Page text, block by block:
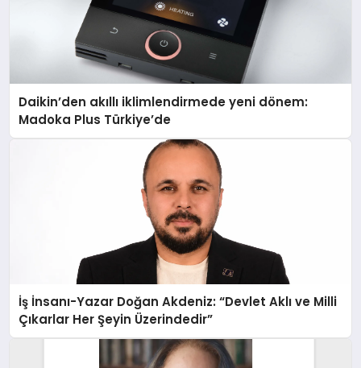
Daikin’den akıllı iklimlendirmede yeni dönem:
Madoka Plus Türkiye’de
İş İnsanı-Yazar Doğan Akdeniz: “Devlet Aklı ve Milli
Çıkarlar Her Şeyin Üzerindedir”